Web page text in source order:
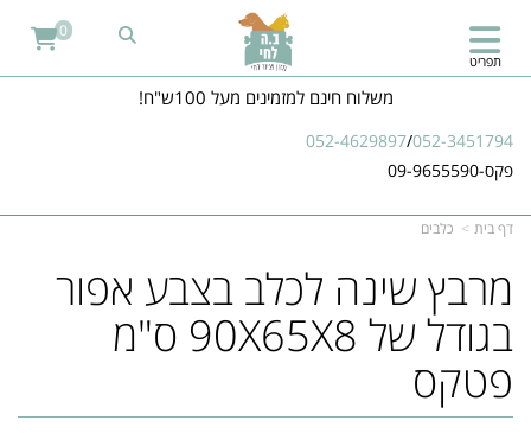
משלוח חינם למזמינים מעל 100ש"ח!
052-4629897/052-3451794
פקס-09-9655590
תפריט
0
דף בית כלבים
מרבץ שינה לכלב בצבע אפור
בגודל של 90X65X8 ס"מ
פטקס